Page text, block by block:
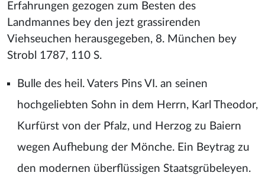
Erfahrungen gezogen zum Besten des
Landmannes bey den jezt grassirenden
Viehseuchen herausgegeben, 8. München bey
Strobl 1787, 110 S.
Bulle des heil. Vaters Pins VI. an seinen
hochgeliebten Sohn in dem Herrn, Karl Theodor,
Kurfürst von der Pfalz, und Herzog zu Baiern
wegen Aufhebung der Mönche. Ein Beytrag zu
den modernen überflüssigen Staatsgrübeleyen.